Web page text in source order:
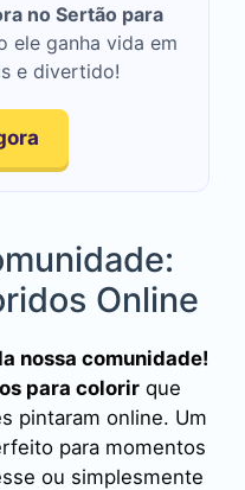
no Sertão para
ele ganha vida em
e divertido!
Online
nossa comunidade!
para colorirque
pintaram online. Um
para momentos
ou simplesmente